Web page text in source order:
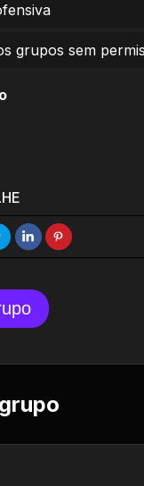
grupos sem